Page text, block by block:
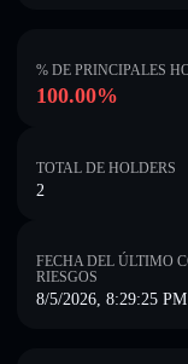
% DE PRINCIPALES
100.00%
TOTAL DE HOLDERS
2
FECHA DEL ÚLTIMO
RIESGOS
8/5/2026, 8:29:25 PM